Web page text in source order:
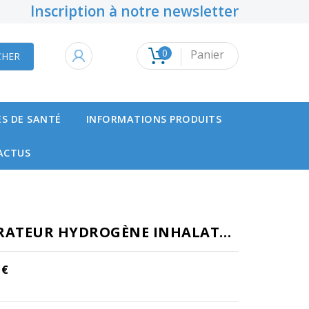
×
×
×
Inscription à notre newsletter
0 Panier
DE SANTÉ INFORMATIONS PRODUITS
GÉNÉRATEUR HYDROGÈNE INHALATEUR HYDROXY 3000